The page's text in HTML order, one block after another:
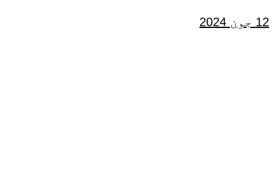
12 جون 2024